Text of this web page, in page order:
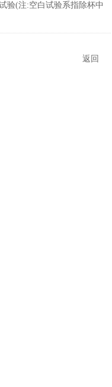
验(注:空白试验系指除杯中
返回